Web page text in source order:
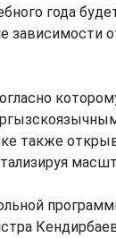
года
зависимости
также